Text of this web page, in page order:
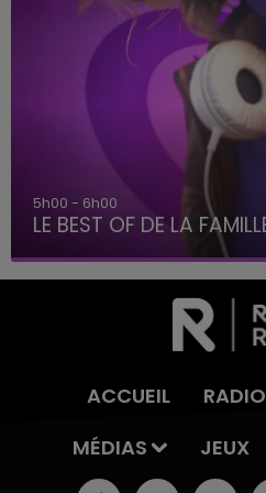
6h00 - 10h00
La Famille
ACCUEIL RADIO
MÉDIAS
JEUX